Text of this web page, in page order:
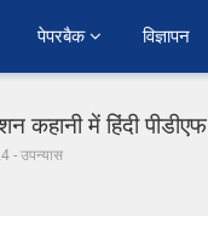
पेपरबैक विज्ञापन
कहानी में हिंदी पीडीएफ
- उपन्यास